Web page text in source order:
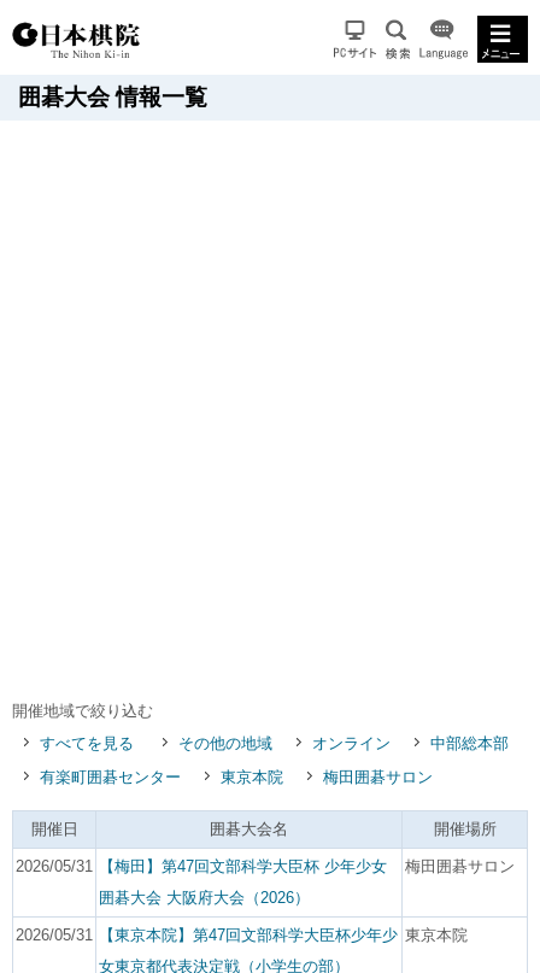
囲碁大会 情報一覧
開催地域で絞り込む
すべてを見る
その他の地域 オンライン
中部総本部
有楽町囲碁センター
東京本院 梅田囲碁サロン
開催日 囲碁大会名 開催場所
2026/05/31
【梅田】第47回文部科学大臣杯 少年少女
囲碁大会 大阪府大会（2026）
梅田囲碁サロン
2026/05/31
【東京本院】第47回文部科学大臣杯少年少
女東京都代表決定戦（小学生の部）
東京本院